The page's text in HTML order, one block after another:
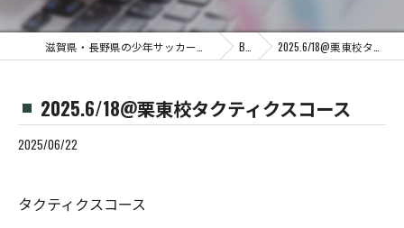
Blog 2025.6/18@栗東校タクティクスコース
2025.6/18@栗東校タクティクスコース
2025/06/22
タクティクスコース